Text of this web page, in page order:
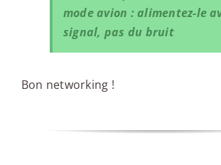
mode avion : alimentez-le
signal, pas du bruit
Bon networking !